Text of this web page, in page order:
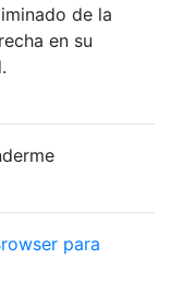
de la
en su
para